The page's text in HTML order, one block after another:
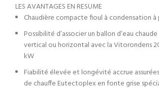
LES AVANTAGES EN RESUME
Chaudière compacte fioul à condensation à
Possibilité d’associer un ballon d’eau
vertical ou horizontal avec la Vitorondens
kW
Fiabilité élevée et longévité accrue
de chauffe Eutectoplex en fonte grise